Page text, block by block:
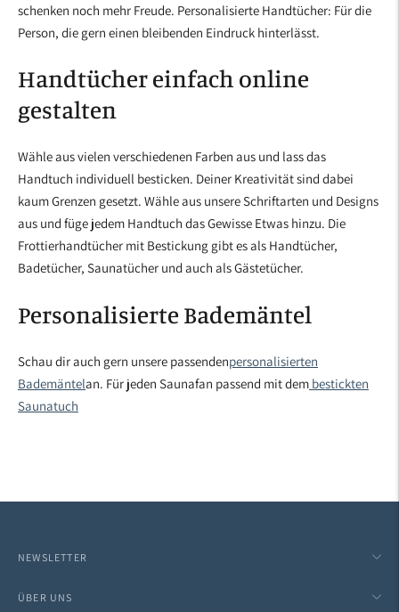
schenken noch mehr Freude. Personalisierte Handtücher: Für die
Person, die gern einen bleibenden Eindruck hinterlässt.
Handtücher einfach online
gestalten
Wähle aus vielen verschiedenen Farben aus und lass das
Handtuch individuell besticken. Deiner Kreativität sind dabei
kaum Grenzen gesetzt. Wähle aus unsere Schriftarten und Designs
aus und füge jedem Handtuch das Gewisse Etwas hinzu. Die
Frottierhandtücher mit Bestickung gibt es als Handtücher,
Badetücher, Saunatücher und auch als Gästetücher.
Personalisierte Bademäntel
Schau dir auch gern unsere passendenpersonalisierten
Bademäntelan. Für jeden Saunafan passend mit dem bestickten
Saunatuch
NEWSLETTER
ÜBER UNS